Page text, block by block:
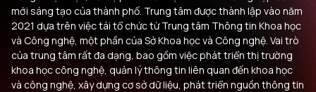
mới sáng tạo của thành phố. Trung tâm được thành lập vào năm
2021 dựa trên việc tái tổ chức từ Trung tâm Thông tin Khoa học
và Công nghệ, một phần của Sở Khoa học và Công nghệ. Vai trò
của trung tâm rất đa dạng, bao gồm việc phát triển thị trường
khoa học công nghệ, quản lý thông tin liên quan đến khoa học
và công nghệ, xây dựng cơ sở dữ liệu, phát triển nguồn thông tin